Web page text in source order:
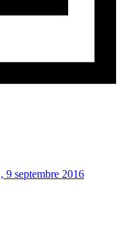
septembre 2016